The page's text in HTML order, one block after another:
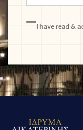
I have read &